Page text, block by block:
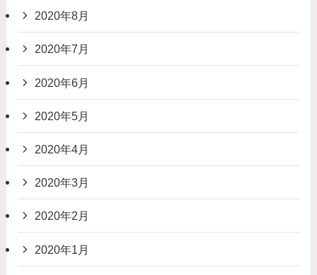
2020年8月
2020年7月
2020年6月
2020年5月
2020年4月
2020年3月
2020年2月
2020年1月